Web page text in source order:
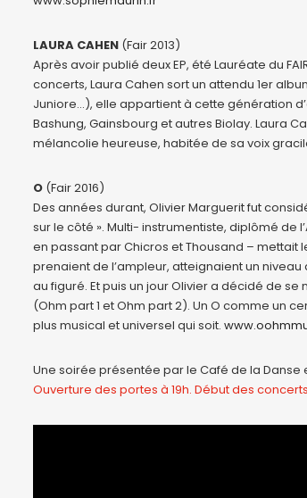
LAURA CAHEN (Fair 2013)
Après avoir publié deux EP, été Lauréate du
concerts, Laura Cahen sort un attendu 1er
Juniore…), elle appartient à cette génération
Bashung, Gainsbourg et autres Biolay. Laura
mélancolie heureuse, habitée de sa voix
O (Fair 2016)
Des années durant, Olivier Marguerit fut
sur le côté ». Multi- instrumentiste, diplômé de
en passant par Chicros et Thousand – mettait
prenaient de l’ampleur, atteignaient un
au figuré. Et puis un jour Olivier a décidé de
(Ohm part 1 et Ohm part 2). Un O comme un
plus musical et universel qui soit.
Une soirée présentée par le Café de la Danse
Ouverture des portes à 19h. Début des